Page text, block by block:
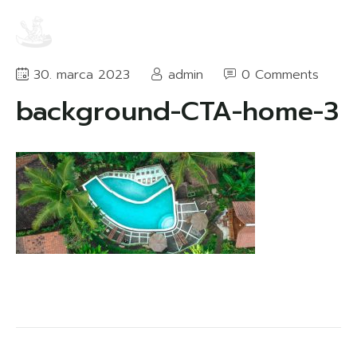
30. marca 2023 admin 0 Comments
background-CTA-home-3